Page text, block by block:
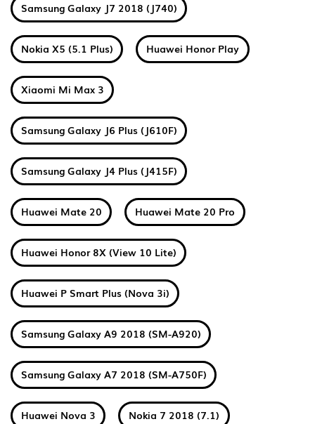
Samsung Galaxy J7 2018 (J740)
Nokia X5 (5.1 Plus) Huawei Honor Play
Xiaomi Mi Max 3
Samsung Galaxy J6 Plus (J610F)
Samsung Galaxy J4 Plus (J415F)
Huawei Mate 20 Huawei Mate 20 Pro
Huawei Honor 8X (View 10 Lite)
Huawei P Smart Plus (Nova 3i)
Samsung Galaxy A9 2018 (SM-A920)
Samsung Galaxy A7 2018 (SM-A750F)
Huawei Nova 3 Nokia 7 2018 (7.1)